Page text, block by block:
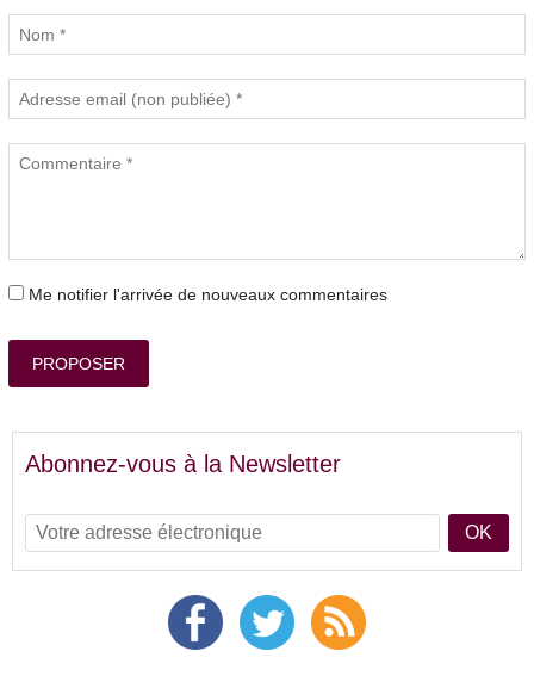
Me notifier l'arrivée de nouveaux commentaires
PROPOSER
Abonnez-vous à la Newsletter
OK